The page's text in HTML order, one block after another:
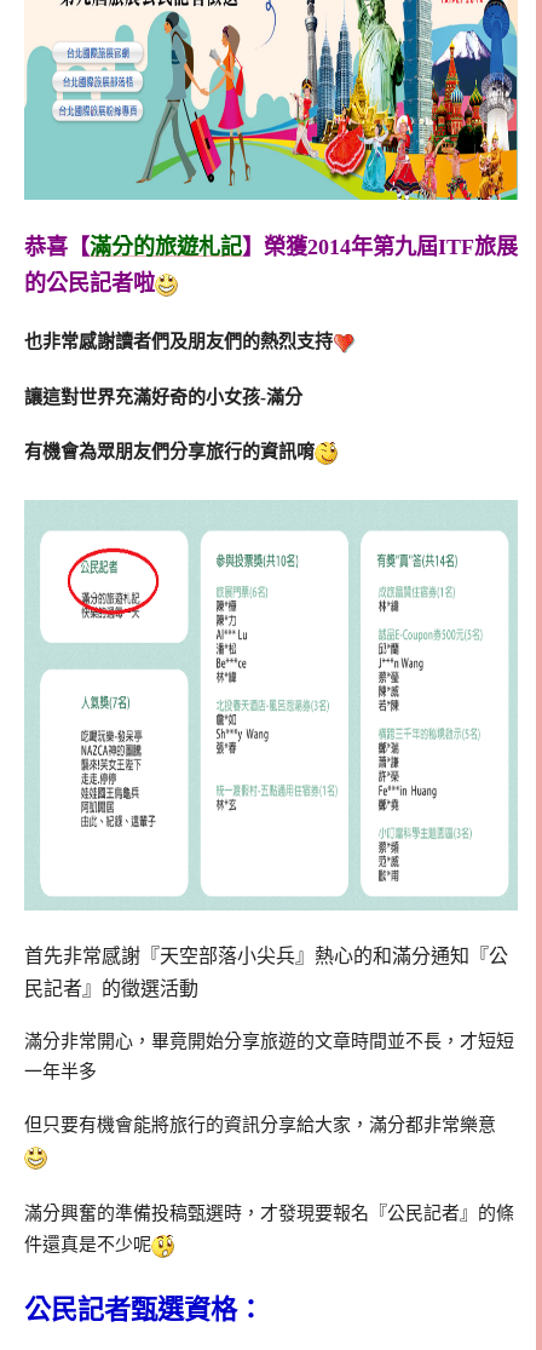
恭喜【滿分的旅遊札記】榮獲2014年第九屆ITF旅展
的公民記者啦
也非常感謝讀者們及朋友們的熱烈支持
讓這對世界充滿好奇的小女孩-滿分
有機會為眾朋友們分享旅行的資訊唷
首先非常感謝『天空部落小尖兵』熱心的和滿分通知『公
民記者』的徵選活動
滿分非常開心，畢竟開始分享旅遊的文章時間並不長，才短短
一年半多
但只要有機會能將旅行的資訊分享給大家，滿分都非常樂意
滿分興奮的準備投稿甄選時，才發現要報名『公民記者』的條
件還真是不少呢
公民記者甄選資格：